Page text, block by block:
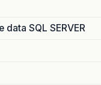
SQL SERVER